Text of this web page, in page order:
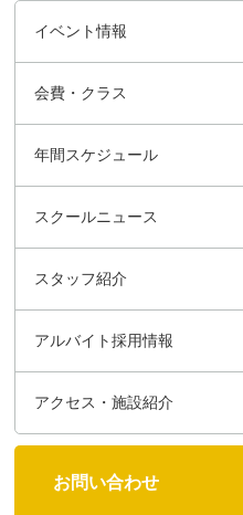
イベント情報
会費・クラス
年間スケジュール
スクールニュース
スタッフ紹介
アルバイト採用情報
アクセス・施設紹介
お問い合わせ